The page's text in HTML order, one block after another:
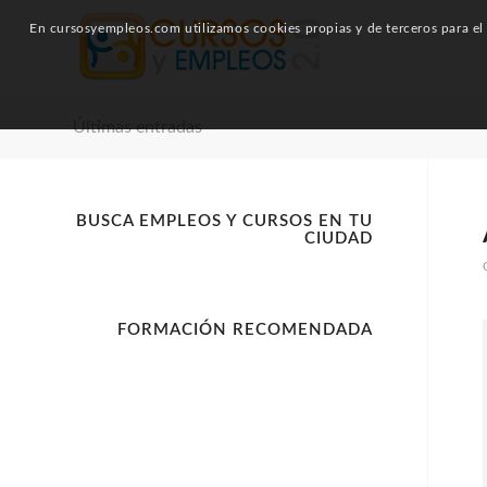
Últimas entradas
BUSCA EMPLEOS Y CURSOS EN TU
CIUDAD
FORMACIÓN RECOMENDADA
En cursosyempleos.com utilizamos cookies propias y de terceros para